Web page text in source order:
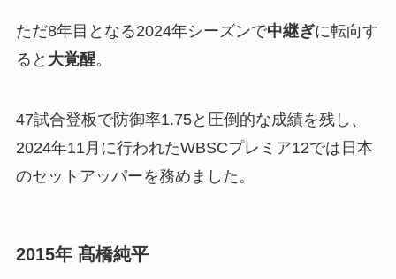
ただ8年目となる2024年シーズンで中継ぎに転向す
ると 大覚醒。
47試合登板で防御率1.75と圧倒的な成績を残し、
2024年11月に行われたWBSCプレミア12では日本
のセットアッパーを務めました。
2015年 髙橋純平